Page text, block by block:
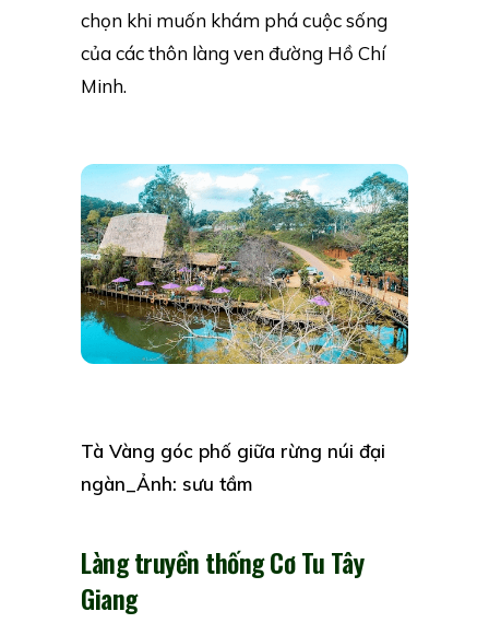
chọn khi muốn khám phá cuộc sống
của các thôn làng ven đường Hồ Chí
Minh.
Tà Vàng góc phố giữa rừng núi đại
ngàn_Ảnh: sưu tầm
Làng truyền thống Cơ Tu Tây
Giang